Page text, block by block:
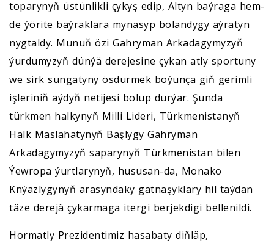
toparynyň üstünlikli çykyş edip, Altyn baýraga hem-
de ýörite baýraklara mynasyp bolandygy aýratyn
nygtaldy. Munuň özi Gahryman Arkadagymyzyň
ýurdumyzyň dünýä derejesine çykan atly sportuny
we sirk sungatyny ösdürmek boýunça giň gerimli
işleriniň aýdyň netijesi bolup durýar. Şunda
türkmen halkynyň Milli Lideri, Türkmenistanyň
Halk Maslahatynyň Başlygy Gahryman
Arkadagymyzyň saparynyň Türkmenistan bilen
Ýewropa ýurtlarynyň, hususan-da, Monako
Knýazlygynyň arasyndaky gatnaşyklary hil taýdan
täze derejä çykarmaga itergi berjekdigi bellenildi.
Hormatly Prezidentimiz hasabaty diňläp,